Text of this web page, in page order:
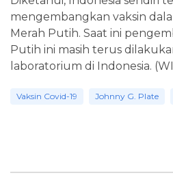
mengembangkan vaksin
Merah Putih. Saat ini
Putih ini masih terus
laboratorium di Indonesia.
Vaksin Covid-19 Johnny G. Plate